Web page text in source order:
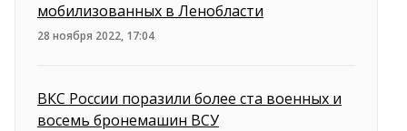
мобилизованных в Ленобласти
28 ноября 2022, 17:04
ВКС России поразили более ста военных и
восемь бронемашин ВСУ